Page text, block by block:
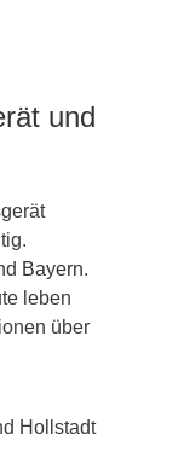
und
Bayern.
leben
über